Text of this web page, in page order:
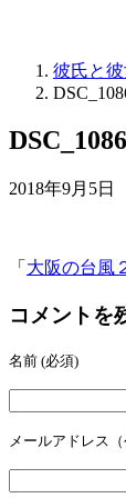
彼氏と
DSC_1086
2018年9月5日
「 大阪の台風
コメントを
名前 (必須)
メールアドレス